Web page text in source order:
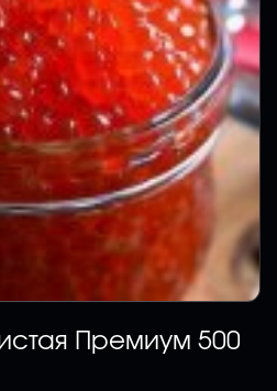
Премиум 500